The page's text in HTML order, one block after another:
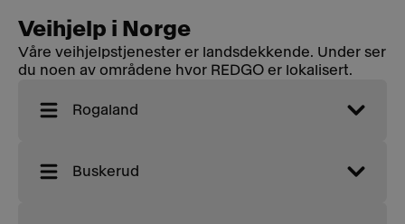
Veihjelp i Norge
Våre veihjelpstjenester er landsdekkende. Under ser
du noen av områdene hvor REDGO er lokalisert.
Rogaland
Buskerud